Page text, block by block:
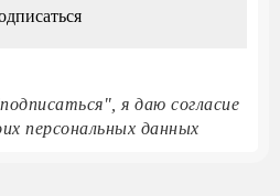
я даю согласие
персональных данных